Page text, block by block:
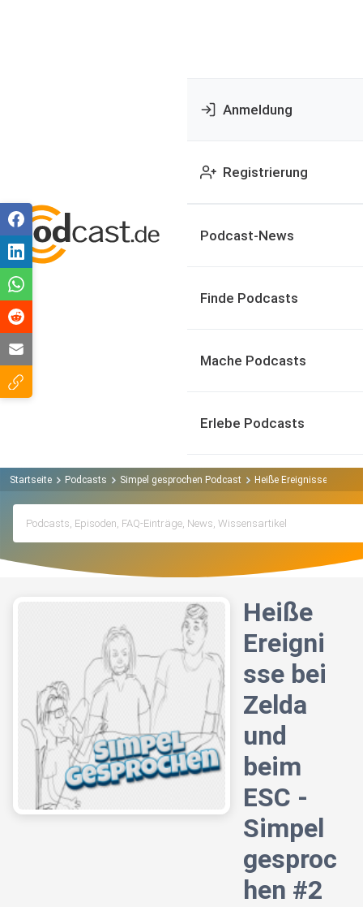
Anmeldung
Registrierung
Podcast-News
Finde Podcasts
Mache Podcasts
Erlebe Podcasts
Startseite Podcasts Simpel gesprochen Podcast Heiße Ereignisse bei
Heiße
Ereigni
sse bei
Zelda
und
beim
ESC -
Simpel
gesproc
hen #2